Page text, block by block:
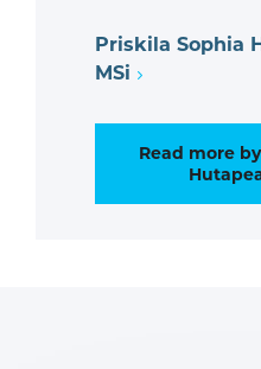
Priskila Sophia
MSi
Read more